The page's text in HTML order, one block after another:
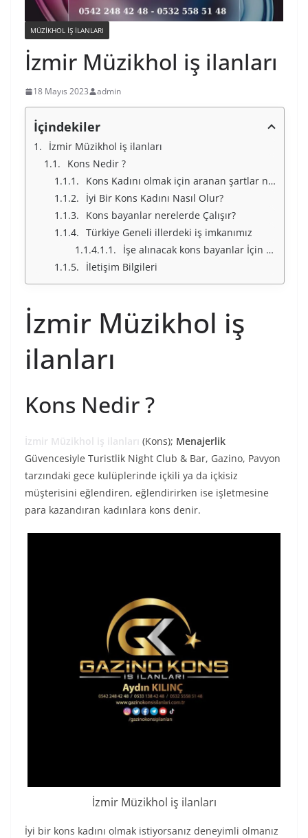
MÜZIKHOL IŞ ILANLARI
İzmir Müzikhol iş ilanları
18 Mayıs 2023 admin
İçindekiler
İzmir Müzikhol iş ilanları
Kons Nedir ?
Kons Kadını olmak için aranan şartlar nelerdir ?
İyi Bir Kons Kadını Nasıl Olur?
Kons bayanlar nerelerde Çalışır?
Türkiye Geneli illerdeki iş imkanımız
İşe alınacak kons bayanlar İçin Türkiye Geneli İllerimiz
İletişim Bilgileri
İzmir Müzikhol iş
ilanları
Kons Nedir ?
İzmir Müzikhol iş ilanları (Kons); Menajerlik
Güvencesiyle Turistlik Night Club & Bar, Gazino, Pavyon
tarzındaki gece kulüplerinde içkili ya da içkisiz
müşterisini eğlendiren, eğlendirirken ise işletmesine
para kazandıran kadınlara kons denir.
İzmir Müzikhol iş ilanları
İyi bir kons kadını olmak istiyorsanız deneyimli olmanız